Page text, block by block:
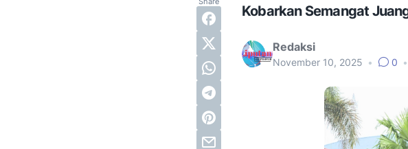
Kobarkan Semangat
Redaksi
November 10, 2025 • 0 •